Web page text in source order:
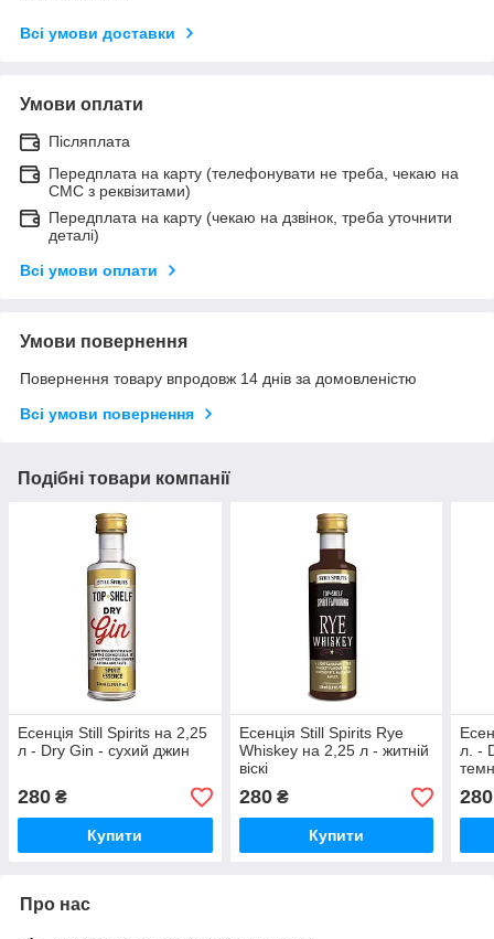
Всі умови доставки
Умови оплати
Післяплата
Передплата на карту (телефонувати не треба, чекаю на
СМС з реквізитами)
Передплата на карту (чекаю на дзвінок, треба уточнити
деталі)
Всі умови оплати
Умови повернення
Повернення товару впродовж 14 днів за домовленістю
Всі умови повернення
Подібні товари компанії
Есенція Still Spirits на 2,25
л - Dry Gin - сухий джин
280 ₴
Купити
Есенція Still Spirits Rye
Whiskey на 2,25 л - житній
віскі
280₴
Купити
л. -
280
Про нас